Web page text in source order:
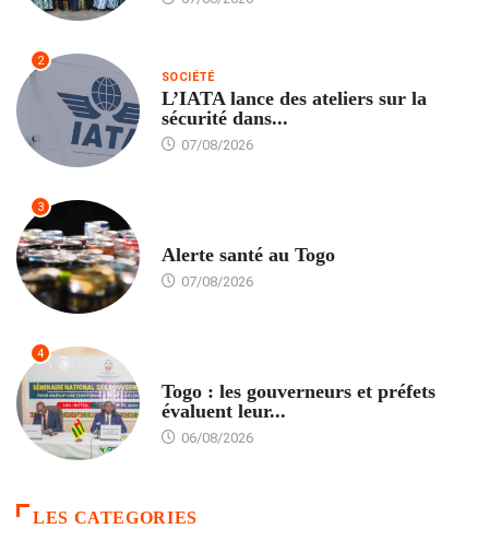
2
SOCIÉTÉ
L’IATA lance des ateliers sur la
sécurité dans...
07/08/2026
3
Alerte santé au Togo
07/08/2026
4
Togo : les gouverneurs et préfets
évaluent leur...
06/08/2026
LES CATEGORIES